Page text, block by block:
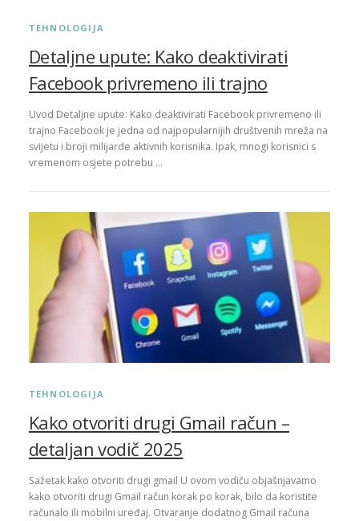
TEHNOLOGIJA
Detaljne upute: Kako deaktivirati
Facebook privremeno ili trajno
Uvod Detaljne upute: Kako deaktivirati Facebook privremeno ili
trajno Facebook je jedna od najpopularnijih društvenih mreža na
svijetu i broji milijarde aktivnih korisnika. Ipak, mnogi korisnici s
vremenom osjete potrebu …
TEHNOLOGIJA
Kako otvoriti drugi Gmail račun –
detaljan vodič 2025
Sažetak kako otvoriti drugi gmail U ovom vodiču objašnjavamo
kako otvoriti drugi Gmail račun korak po korak, bilo da koristite
računalo ili mobilni uređaj. Otvaranje dodatnog Gmail računa